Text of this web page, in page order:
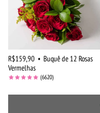
R$159,90 • Buquê de 12 Rosas
Vermelhas
(6620)